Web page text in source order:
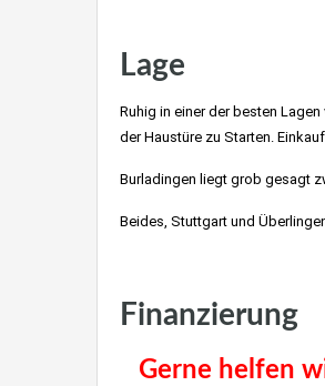
Lage
Ruhig in einer der besten
der Haustüre zu Starten.
Burladingen liegt grob gesagt
Beides, Stuttgart und
Finanzierung
Gerne helfen